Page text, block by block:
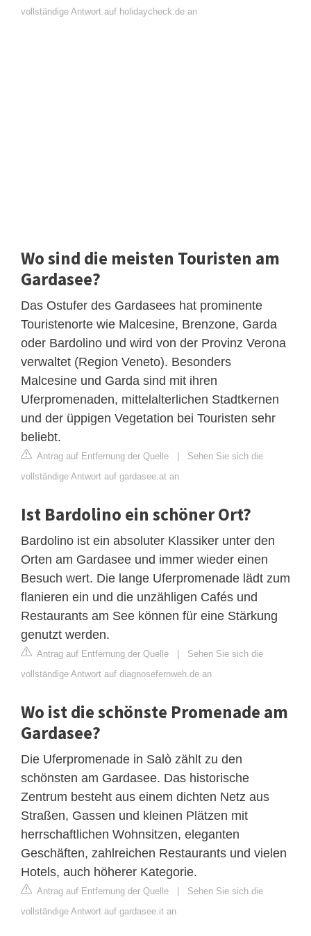
vollständige Antwort auf holidaycheck.de an
Wo sind die meisten Touristen am
Gardasee?
Das Ostufer des Gardasees hat prominente
Touristenorte wie Malcesine, Brenzone, Garda
oder Bardolino und wird von der Provinz Verona
verwaltet (Region Veneto). Besonders
Malcesine und Garda sind mit ihren
Uferpromenaden, mittelalterlichen Stadtkernen
und der üppigen Vegetation bei Touristen sehr
beliebt.
Antrag auf Entfernung der Quelle | Sehen Sie sich die
vollständige Antwort auf gardasee.at an
Ist Bardolino ein schöner Ort?
Bardolino ist ein absoluter Klassiker unter den
Orten am Gardasee und immer wieder einen
Besuch wert. Die lange Uferpromenade lädt zum
flanieren ein und die unzähligen Cafés und
Restaurants am See können für eine Stärkung
genutzt werden.
Antrag auf Entfernung der Quelle | Sehen Sie sich die
vollständige Antwort auf diagnosefernweh.de an
Wo ist die schönste Promenade am
Gardasee?
Die Uferpromenade in Salò zählt zu den
schönsten am Gardasee. Das historische
Zentrum besteht aus einem dichten Netz aus
Straßen, Gassen und kleinen Plätzen mit
herrschaftlichen Wohnsitzen, eleganten
Geschäften, zahlreichen Restaurants und vielen
Hotels, auch höherer Kategorie.
Antrag auf Entfernung der Quelle | Sehen Sie sich die
vollständige Antwort auf gardasee.it an